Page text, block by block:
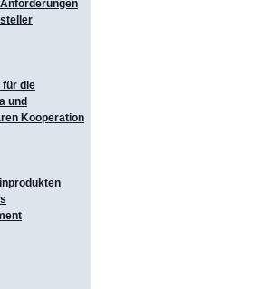
für die
und
Kooperation